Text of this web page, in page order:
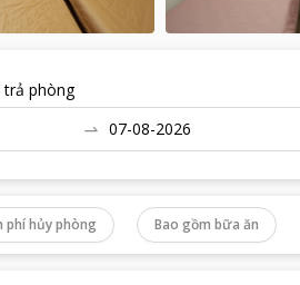
trả phòng
phí hủy phòng Bao gồm bữa ăn